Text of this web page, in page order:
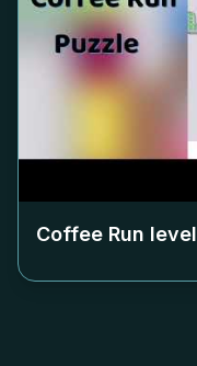
Coffee Run level